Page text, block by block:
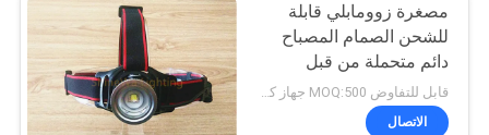
مصغرة زوومابلي قابلة
للشحن الصمام المصباح
دائم متحملة من قبل
الشاحن المغناطيسي
قابل للتفاوض MOQ:500 جهاز كمبيوتر شخصى
الاتصال